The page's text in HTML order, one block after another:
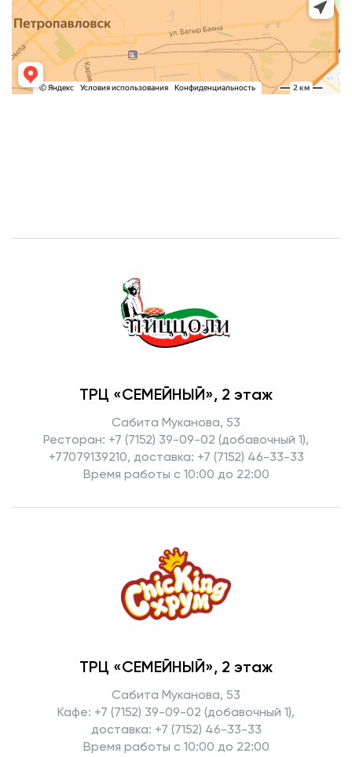
ТРЦ «СЕМЕЙНЫЙ», 2 этаж
Сабита Муканова, 53
Ресторан: +7 (7152) 39-09-02 (добавочный 1),
+77079139210, доставка: +7 (7152) 46-33-33
Время работы с 10:00 до 22:00
ТРЦ «СЕМЕЙНЫЙ», 2 этаж
Сабита Муканова, 53
Кафе: +7 (7152) 39-09-02 (добавочный 1),
доставка: +7 (7152) 46-33-33
Время работы с 10:00 до 22:00